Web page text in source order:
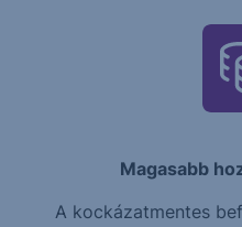
Magasabb
A kockázatmentes